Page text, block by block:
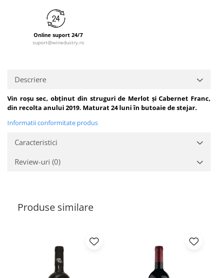
Online suport 24/7
suport@winedustry.ro
Descriere
Vin roșu sec, obținut din struguri de Merlot și Cabernet Franc,
din recolta anului 2019. Maturat 24 luni în butoaie de stejar.
Informatii conformitate produs
Caracteristici
Review-uri (0)
Produse similare